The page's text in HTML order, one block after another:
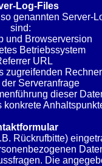
Log-Files
genannten
sind:
und Browserversion
Betriebssystem
URL
zugreifenden
der Serveranfrage
dieser
Rückrufbitte)
Die